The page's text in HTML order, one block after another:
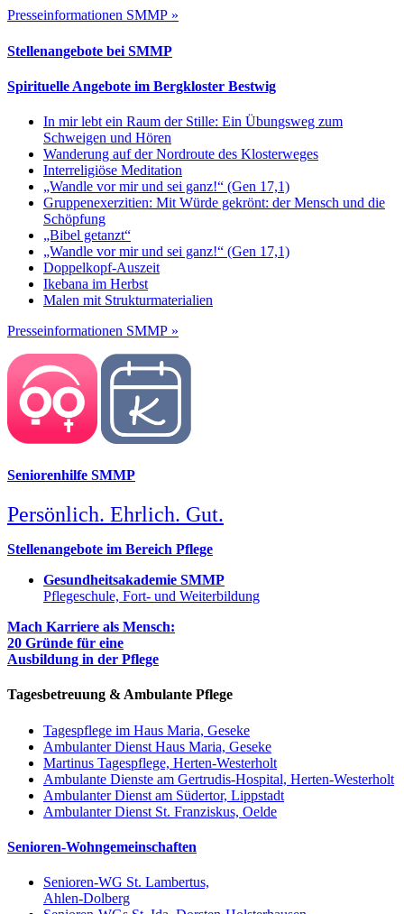
Presseinformationen SMMP »
Stellenangebote bei SMMP
Spirituelle Angebote im Bergkloster Bestwig
In mir lebt ein Raum der Stille: Ein Übungsweg zum
Schweigen und Hören
Wanderung auf der Nordroute des Klosterweges
Interreligiöse Meditation
„Wandle vor mir und sei ganz!“ (Gen 17,1)
Gruppenexerzitien: Mit Würde gekrönt: der Mensch und die
Schöpfung
„Bibel getanzt“
„Wandle vor mir und sei ganz!“ (Gen 17,1)
Doppelkopf-Auszeit
Ikebana im Herbst
Malen mit Strukturmaterialien
Presseinformationen SMMP »
Seniorenhilfe SMMP
Persönlich. Ehrlich. Gut.
Stellenangebote im Bereich Pflege
Gesundheitsakademie SMMP
Pflegeschule, Fort- und Weiterbildung
Mach Karriere als Mensch:
20 Gründe für eine
Ausbildung in der Pflege
Tagesbetreuung & Ambulante Pflege
Tagespflege im Haus Maria, Geseke
Ambulanter Dienst Haus Maria, Geseke
Martinus Tagespflege, Herten-Westerholt
Ambulante Dienste am Gertrudis-Hospital, Herten-Westerholt
Ambulanter Dienst am Südertor, Lippstadt
Ambulanter Dienst St. Franziskus, Oelde
Senioren-Wohngemeinschaften
Senioren-WG St. Lambertus,
Ahlen-Dolberg